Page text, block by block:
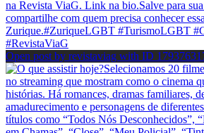
Open post by revistaviag with ID